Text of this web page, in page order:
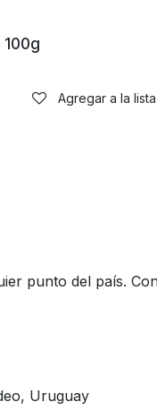
Agregar a la
punto del país.
Uruguay